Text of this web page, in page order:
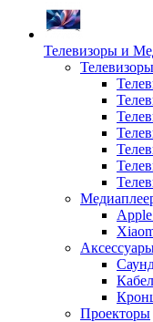
Телевизоры и
Телевизоры
Проекторы